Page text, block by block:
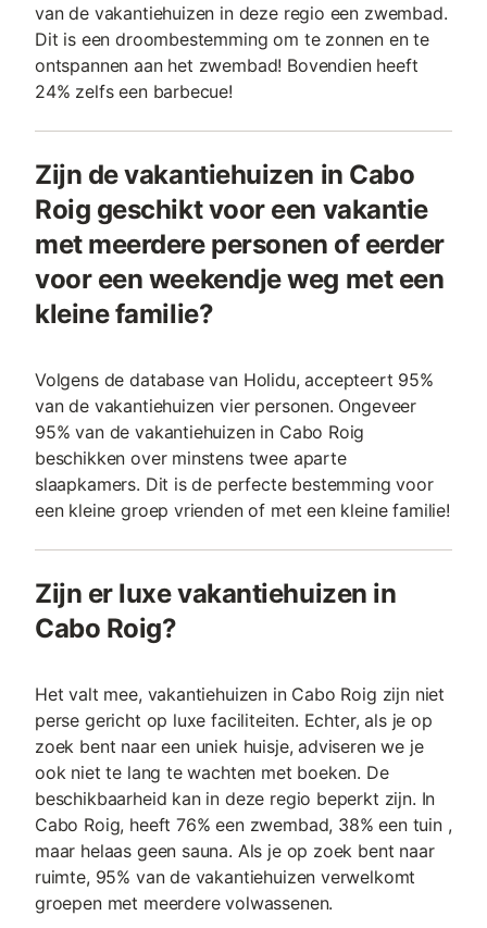
van de vakantiehuizen in deze regio een zwembad.
Dit is een droombestemming om te zonnen en te
ontspannen aan het zwembad! Bovendien heeft
24% zelfs een barbecue!
Zijn de vakantiehuizen in Cabo
Roig geschikt voor een vakantie
met meerdere personen of eerder
voor een weekendje weg met een
kleine familie?
Volgens de database van Holidu, accepteert 95%
van de vakantiehuizen vier personen. Ongeveer
95% van de vakantiehuizen in Cabo Roig
beschikken over minstens twee aparte
slaapkamers. Dit is de perfecte bestemming voor
een kleine groep vrienden of met een kleine familie!
Zijn er luxe vakantiehuizen in
Cabo Roig?
Het valt mee, vakantiehuizen in Cabo Roig zijn niet
perse gericht op luxe faciliteiten. Echter, als je op
zoek bent naar een uniek huisje, adviseren we je
ook niet te lang te wachten met boeken. De
beschikbaarheid kan in deze regio beperkt zijn. In
Cabo Roig, heeft 76% een zwembad, 38% een tuin ,
maar helaas geen sauna. Als je op zoek bent naar
ruimte, 95% van de vakantiehuizen verwelkomt
groepen met meerdere volwassenen.